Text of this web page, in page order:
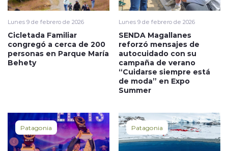
Lunes 9 de febrero de 2026
Cicletada Familiar
congregó a cerca de 200
personas en Parque María
Behety
Lunes 9 de febrero de 2026
SENDA Magallanes
reforzó mensajes de
autocuidado con su
campaña de verano
“Cuidarse siempre está
de moda” en Expo
Summer
Patagonia Patagonia